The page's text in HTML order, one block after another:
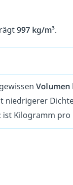
997 kg/m³.
Volumen
niedrigerer
ist Kilogramm pro